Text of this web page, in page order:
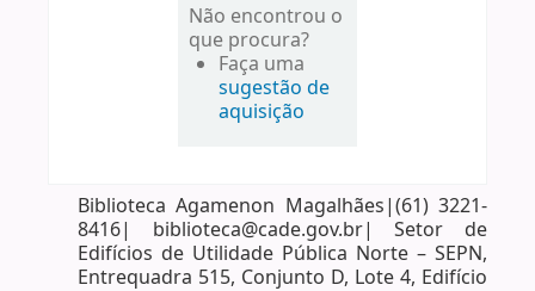
Não encontrou o
que procura?
Faça uma
sugestão de
aquisição
Biblioteca Agamenon Magalhães|(61) 3221-
8416| biblioteca@cade.gov.br| Setor de
Edifícios de Utilidade Pública Norte – SEPN,
Entrequadra 515, Conjunto D, Lote 4, Edifício